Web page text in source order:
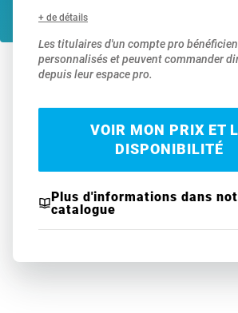
+ de détails
Les titulaires d'un compte pro
personnalisés et peuvent commander
depuis leur espace pro.
VOIR MON PRIX ET
DISPONIBILITÉ
Plus d'informations dans
catalogue